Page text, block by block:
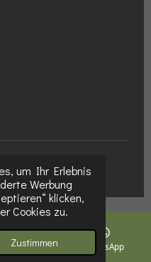
um Ihr Erlebnis
Werbung
klicken,
Cookies zu.
Zustimmen
Karte WhatsApp